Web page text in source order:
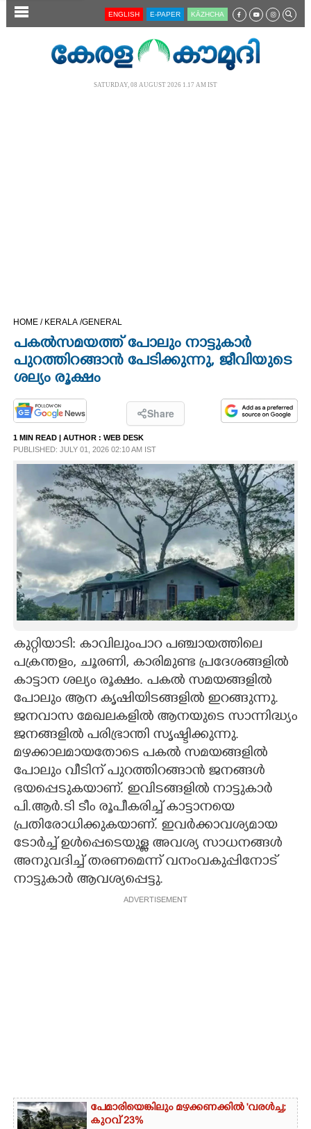
SECTIONS
CINEMA
OPINION
PHOTOS
LIFESTYLE
SPIRITUAL
INFO+
ART
ASTRO
CARTOONS
LITERATURE
CONTACT US
ENGLISH E-PAPER KĀZHCHA
SATURDAY, 08 AUGUST 2026 1.17 AM IST
HOME / KERALA /GENERAL
പകൽസമയത്ത് പോലും നാട്ടുകാർ
പുറത്തിറങ്ങാൻ പേടിക്കുന്നു, ജീവിയുടെ
ശല്യം രൂക്ഷം
Share
1 MIN READ | AUTHOR : WEB DESK
PUBLISHED: JULY 01, 2026 02:10 AM IST
കുറ്റിയാടി: കാവിലുംപാറ പഞ്ചായത്തിലെ
പക്രന്തളം, ചൂരണി, കാരിമുണ്ട പ്രദേശങ്ങളിൽ
കാട്ടാന ശല്യം രൂക്ഷം. പകൽ സമയങ്ങളിൽ
പോലും ആന കൃഷിയിടങ്ങളിൽ ഇറങ്ങുന്നു.
ജനവാസ മേഖലകളിൽ ആനയുടെ സാന്നിദ്ധ്യം
ജനങ്ങളിൽ പരിഭ്രാന്തി സൃഷ്ടിക്കുന്നു.
മഴക്കാലമായതോടെ പകൽ സമയങ്ങളിൽ
പോലും വീടിന് പുറത്തിറങ്ങാൻ ജനങ്ങൾ
ഭയപ്പെടുകയാണ്. ഇവിടങ്ങളിൽ നാട്ടുകാർ
പി.ആർ.ടി ടീം രൂപീകരിച്ച് കാട്ടാനയെ
പ്രതിരോധിക്കുകയാണ്. ഇവർക്കാവശ്യമായ
ടോർച്ച് ഉൾപ്പെടെയുള്ള അവശ്യ സാധനങ്ങൾ
അനുവദിച്ച് തരണമെന്ന് വനംവകുപ്പിനോട്
നാട്ടുകാർ ആവശ്യപ്പെട്ടു.
ADVERTISEMENT
പേമാരിയെങ്കിലും മഴക്കണക്കിൽ 'വരൾച്ച;
കുറവ് 23%